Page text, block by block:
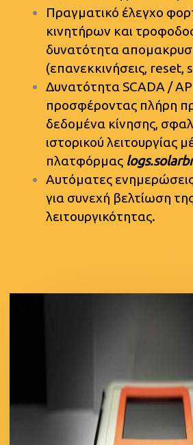
Πραγματικό έλεγχο
κινητήρων και
δυνατότητα
(επανεκκινήσεις, reset,
Δυνατότητα SCADA /
προσφέροντας πλήρη
δεδομένα κίνησης,
ιστορικού λειτουργίας
πλατφόρμας
Αυτόματες
για συνεχή βελτίωση
λειτουργικότητας.